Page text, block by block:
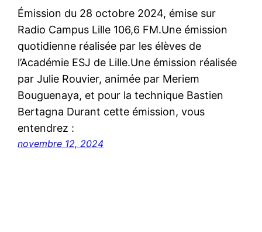
Émission du 28 octobre 2024, émise sur
Radio Campus Lille 106,6 FM.Une émission
quotidienne réalisée par les élèves de
l’Académie ESJ de Lille.Une émission réalisée
par Julie Rouvier, animée par Meriem
Bouguenaya, et pour la technique Bastien
Bertagna Durant cette émission, vous
entendrez :
novembre 12, 2024